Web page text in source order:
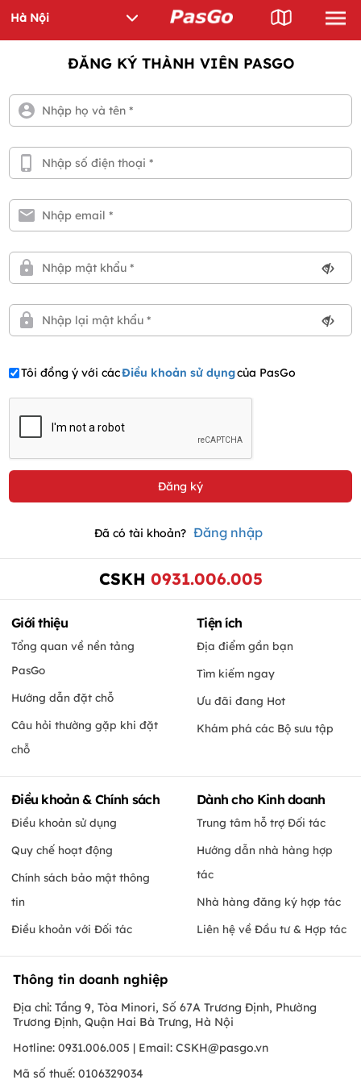
ĐĂNG KÝ THÀNH VIÊN PASGO
Tôi đồng ý với cácĐiều khoản sử dụngcủa PasGo
Đã có tài khoản? Đăng nhập
CSKH 0931.006.005
Giới thiệu
Tổng quan về nền tảng
PasGo
Hướng dẫn đặt chỗ
Câu hỏi thường gặp khi đặt
chỗ
Tiện ích
Địa điểm gần bạn
Tìm kiếm ngay
Ưu đãi đang Hot
Khám phá các Bộ sưu tập
Điều khoản & Chính sách
Điều khoản sử dụng
Quy chế hoạt động
Chính sách bảo mật thông
tin
Điều khoản với Đối tác
Dành cho Kinh doanh
Trung tâm hỗ trợ Đối tác
Hướng dẫn nhà hàng hợp
tác
Nhà hàng đăng ký hợp tác
Liên hệ về Đầu tư & Hợp tác
Thông tin doanh nghiệp
Địa chỉ: Tầng 9, Tòa Minori, Số 67A Trương Định, Phường
Trương Định, Quận Hai Bà Trưng, Hà Nội
Hotline: 0931.006.005 | Email: CSKH@pasgo.vn
Mã số thuế: 0106329034